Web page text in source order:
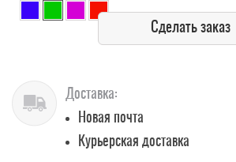
Сделать заказ
Доставка:
Новая почта
Курьерская доставка